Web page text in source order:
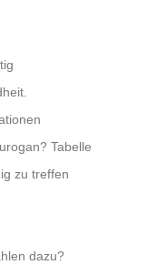
Tabelle
zu treffen
dazu?